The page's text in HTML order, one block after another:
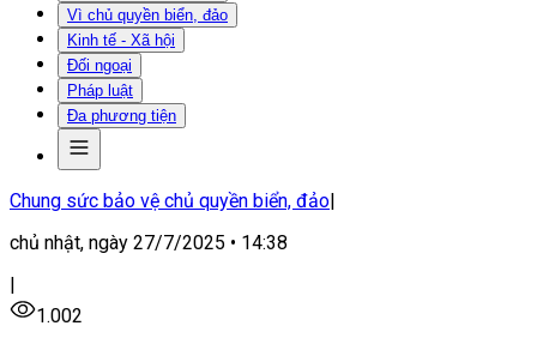
Vì chủ quyền biển, đảo
Kinh tế - Xã hội
Đối ngoại
Pháp luật
Đa phương tiện
Chung sức bảo vệ chủ quyền biển, đảo|
chủ nhật, ngày 27/7/2025 • 14:38
|
1.002